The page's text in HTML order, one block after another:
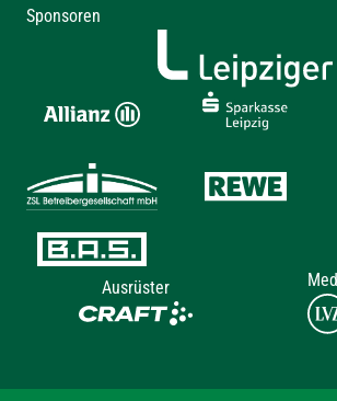
Sponsoren
Ausrüster